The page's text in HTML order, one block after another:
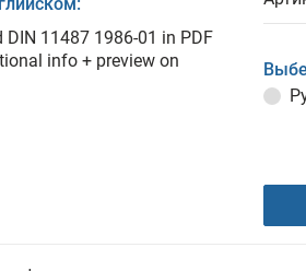
11487 1986-01 in PDF
info + preview on